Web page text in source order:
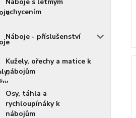
uchycením
Náboje - příslušenství
Kužely, ořechy a matice k
nábojům
Osy, táhla a
rychloupínáky k
nábojům